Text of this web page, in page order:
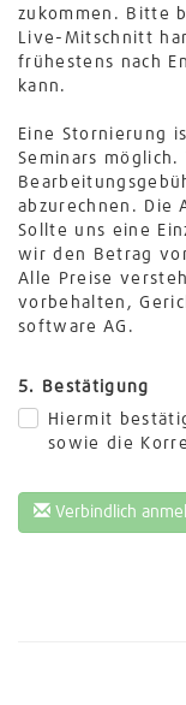
zukommen. Bitte
Live-Mitschnitt
frühestens nach
kann.
Eine Stornierung
Seminars
abzurechnen. Die
Sollte uns eine
wir den Betrag
Alle Preise
vorbehalten,
software AG.
5. Bestätigung
Hiermit
sowie die
Verbindlich